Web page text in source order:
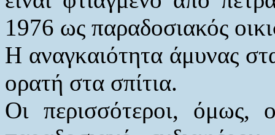
1976 ως παραδοσιακός
Η αναγκαιότητα άμυνας
ορατή στα σπίτια.
Οι περισσότεροι, όμως,